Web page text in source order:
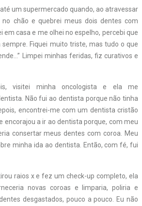
um supermercado quando, ao atravessar
chão e quebrei meus dois dentes com
em casa e me olhei no espelho, percebi que
Fiquei muito triste, mas tudo o que
Limpei minhas feridas, fiz curativos e
visitei minha oncologista e ela me
Não fui ao dentista porque não tinha
encontrei-me com um dentista cristão
encorajou a ir ao dentista porque, com meu
consertar meus dentes com coroa. Meu
minha ida ao dentista. Então, com fé, fui
raios x e fez um check-up completo, ela
novas coroas e limparia, poliria e
desgastados, pouco a pouco. Eu não